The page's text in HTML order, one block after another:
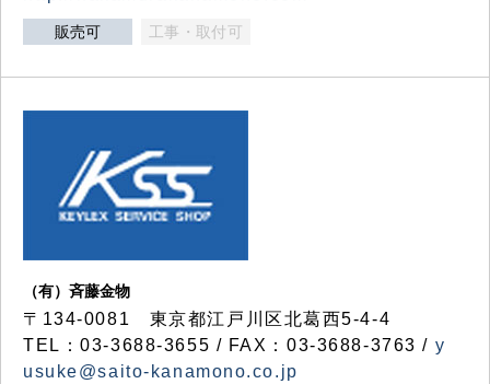
販売可 工事・取付可
（有）斉藤金物
〒134-0081 東京都江戸川区北葛西5-4-4
TEL：03-3688-3655 / FAX：03-3688-3763 / y
usuke@saito-kanamono.co.jp